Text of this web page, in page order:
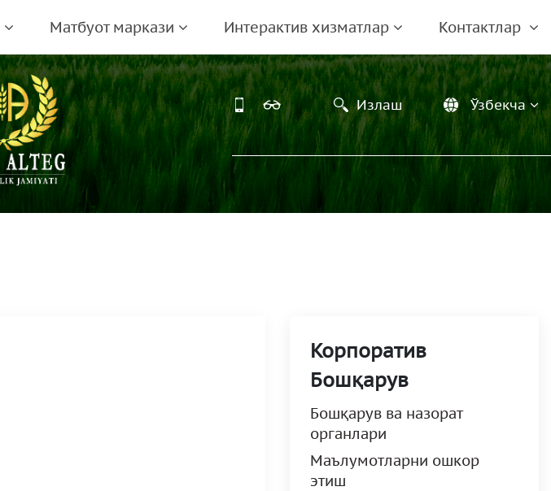
Матбуот маркази Интерактив хизматлар Контактлар
Излаш Ўзбекча
Корпоратив
Бошқарув
Бошқарув ва назорат
органлари
Маълумотларни ошкор
этиш